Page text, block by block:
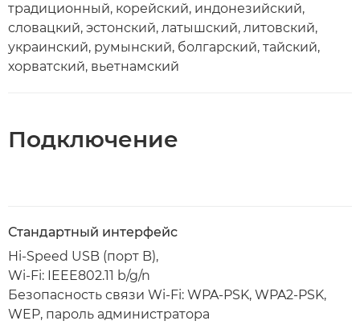
традиционный, корейский, индонезийский,
словацкий, эстонский, латышский, литовский,
украинский, румынский, болгарский, тайский,
хорватский, вьетнамский
Подключение
Стандартный интерфейс
Hi-Speed USB (порт B),
Wi-Fi: IEEE802.11 b/g/n
Безопасность связи Wi-Fi: WPA-PSK, WPA2-PSK,
WEP, пароль администратора